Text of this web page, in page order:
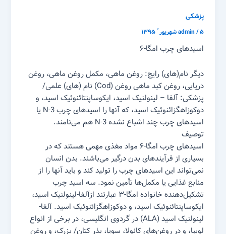
پزشکی
admin/۵ شهریور ّ ۱۳۹۵
اسید‌های چرب امگا-۶
دیگر نام‌(های) رایج: روغن ماهی، مکمل روغن ماهی، روغن
دریایی، روغن کبد ماهی روغن (Cod) نام (های) علمی/
پزشکی: آلفا – لینولنیک اسید، ایکوساپنتائنوئیک اسید، و
دوکوزاهگزائنوئیک اسید، که آنها را اسید‌های چرب N-3 یا
اسید‌های چرب چند اشباع نشده N-3 هم می‌نامند.
توصیف
اسید‌های چرب امگا-۶ مواد مغذی مهمی هستند که در
بسیاری از فرآیند‌های بدن درگیر می‌باشند. بدن انسان
نمی‌تواند این اسید‌های چرب را تولید کند و باید آنها را از
منابع غذایی یا مکمل‌ها تأمین نمود. سه اسید چرب
تشکیل‌دهنده خانواده امگا-۳ عبارتند ازآلفا-لینولنیک اسید،
ایکوساپنتائنوئیک اسید، و دوکوزاهگزائنوئیک اسید. آلفا-
لینولنیک اسید (ALA) در گردوی انگلیسی، در برخی از انواع
لوبیا، و در روغن‌های کانولا، سویا، بذر کتان/ بزرک، و روغن